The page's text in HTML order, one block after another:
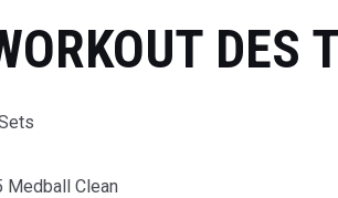
DES
Medball Clean